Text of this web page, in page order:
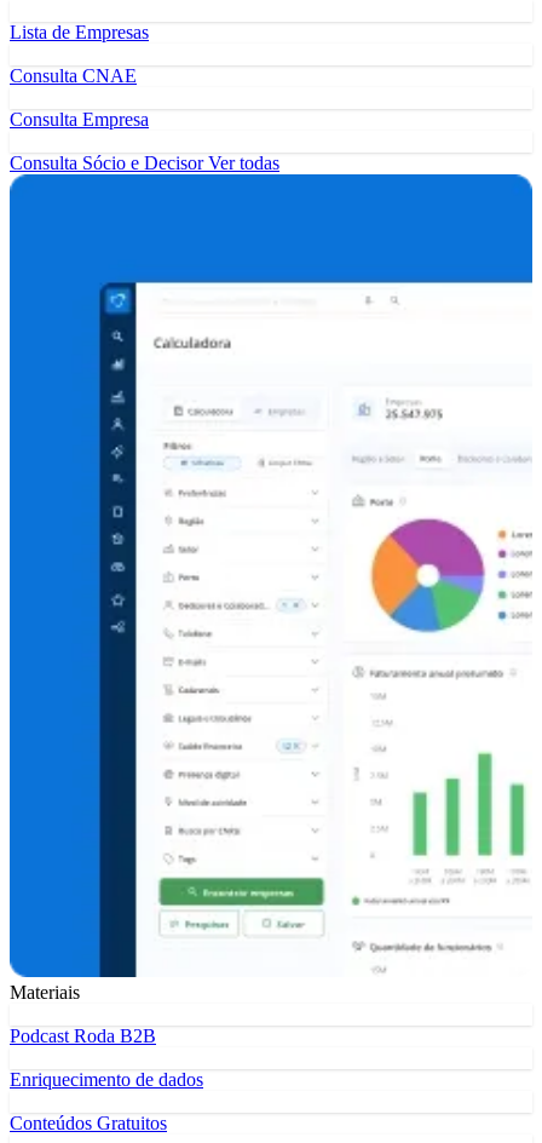
Lista de Empresas
Consulta CNAE
Consulta Empresa
Consulta Sócio e DecisorVer todas
Materiais
Podcast Roda B2B
Enriquecimento de dados
Conteúdos Gratuitos